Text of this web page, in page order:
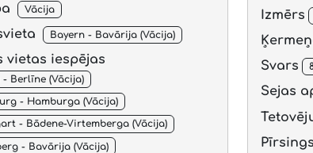
Vācija
Bayern - Bavārija (Vācija)
vietas iespējas
- Berlīne (Vācija)
- Hamburga (Vācija)
- Bādene-Virtemberga (Vācija)
- Bavārija (Vācija)
Izmērs
Svars
Sejas
Pīrsings